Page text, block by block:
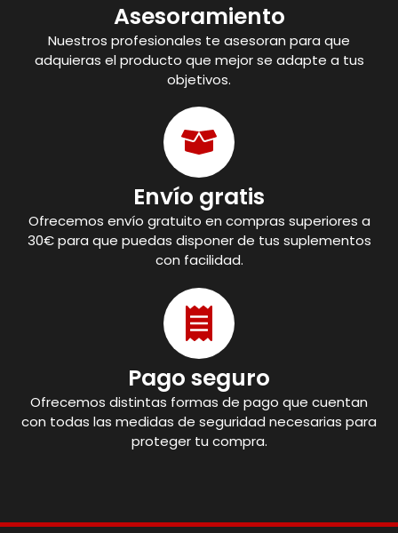
Asesoramiento
Nuestros profesionales te asesoran para que
adquieras el producto que mejor se adapte a tus
objetivos.
Envío gratis
Ofrecemos envío gratuito en compras superiores a
30€ para que puedas disponer de tus suplementos
con facilidad.
Pago seguro
Ofrecemos distintas formas de pago que cuentan
con todas las medidas de seguridad necesarias para
proteger tu compra.